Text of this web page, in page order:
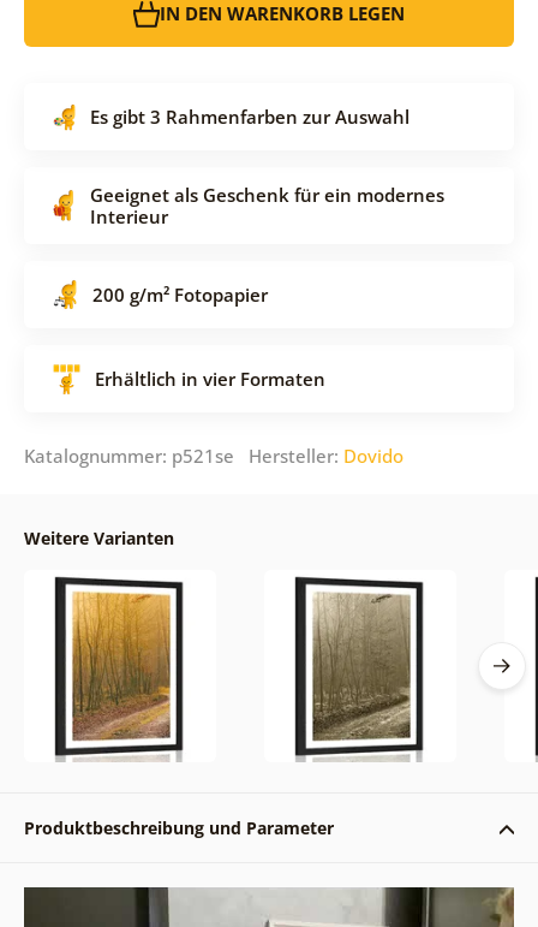
IN DEN WARENKORB LEGEN
Es gibt 3 Rahmenfarben zur Auswahl
Geeignet als Geschenk für ein modernes
Interieur
200 g/m² Fotopapier
Erhältlich in vier Formaten
Katalognummer: p521se Hersteller: Dovido
Weitere Varianten
Produktbeschreibung und Parameter